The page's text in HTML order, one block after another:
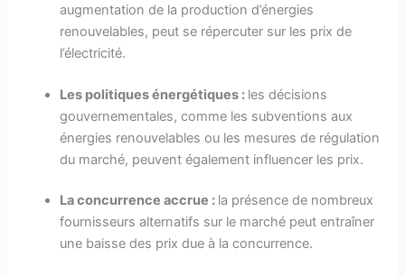
augmentation de la production d’énergies
renouvelables, peut se répercuter sur les prix de
l’électricité.
Les politiques énergétiques : les décisions
gouvernementales, comme les subventions aux
énergies renouvelables ou les mesures de régulation
du marché, peuvent également influencer les prix.
La concurrence accrue : la présence de nombreux
fournisseurs alternatifs sur le marché peut entraîner
une baisse des prix due à la concurrence.